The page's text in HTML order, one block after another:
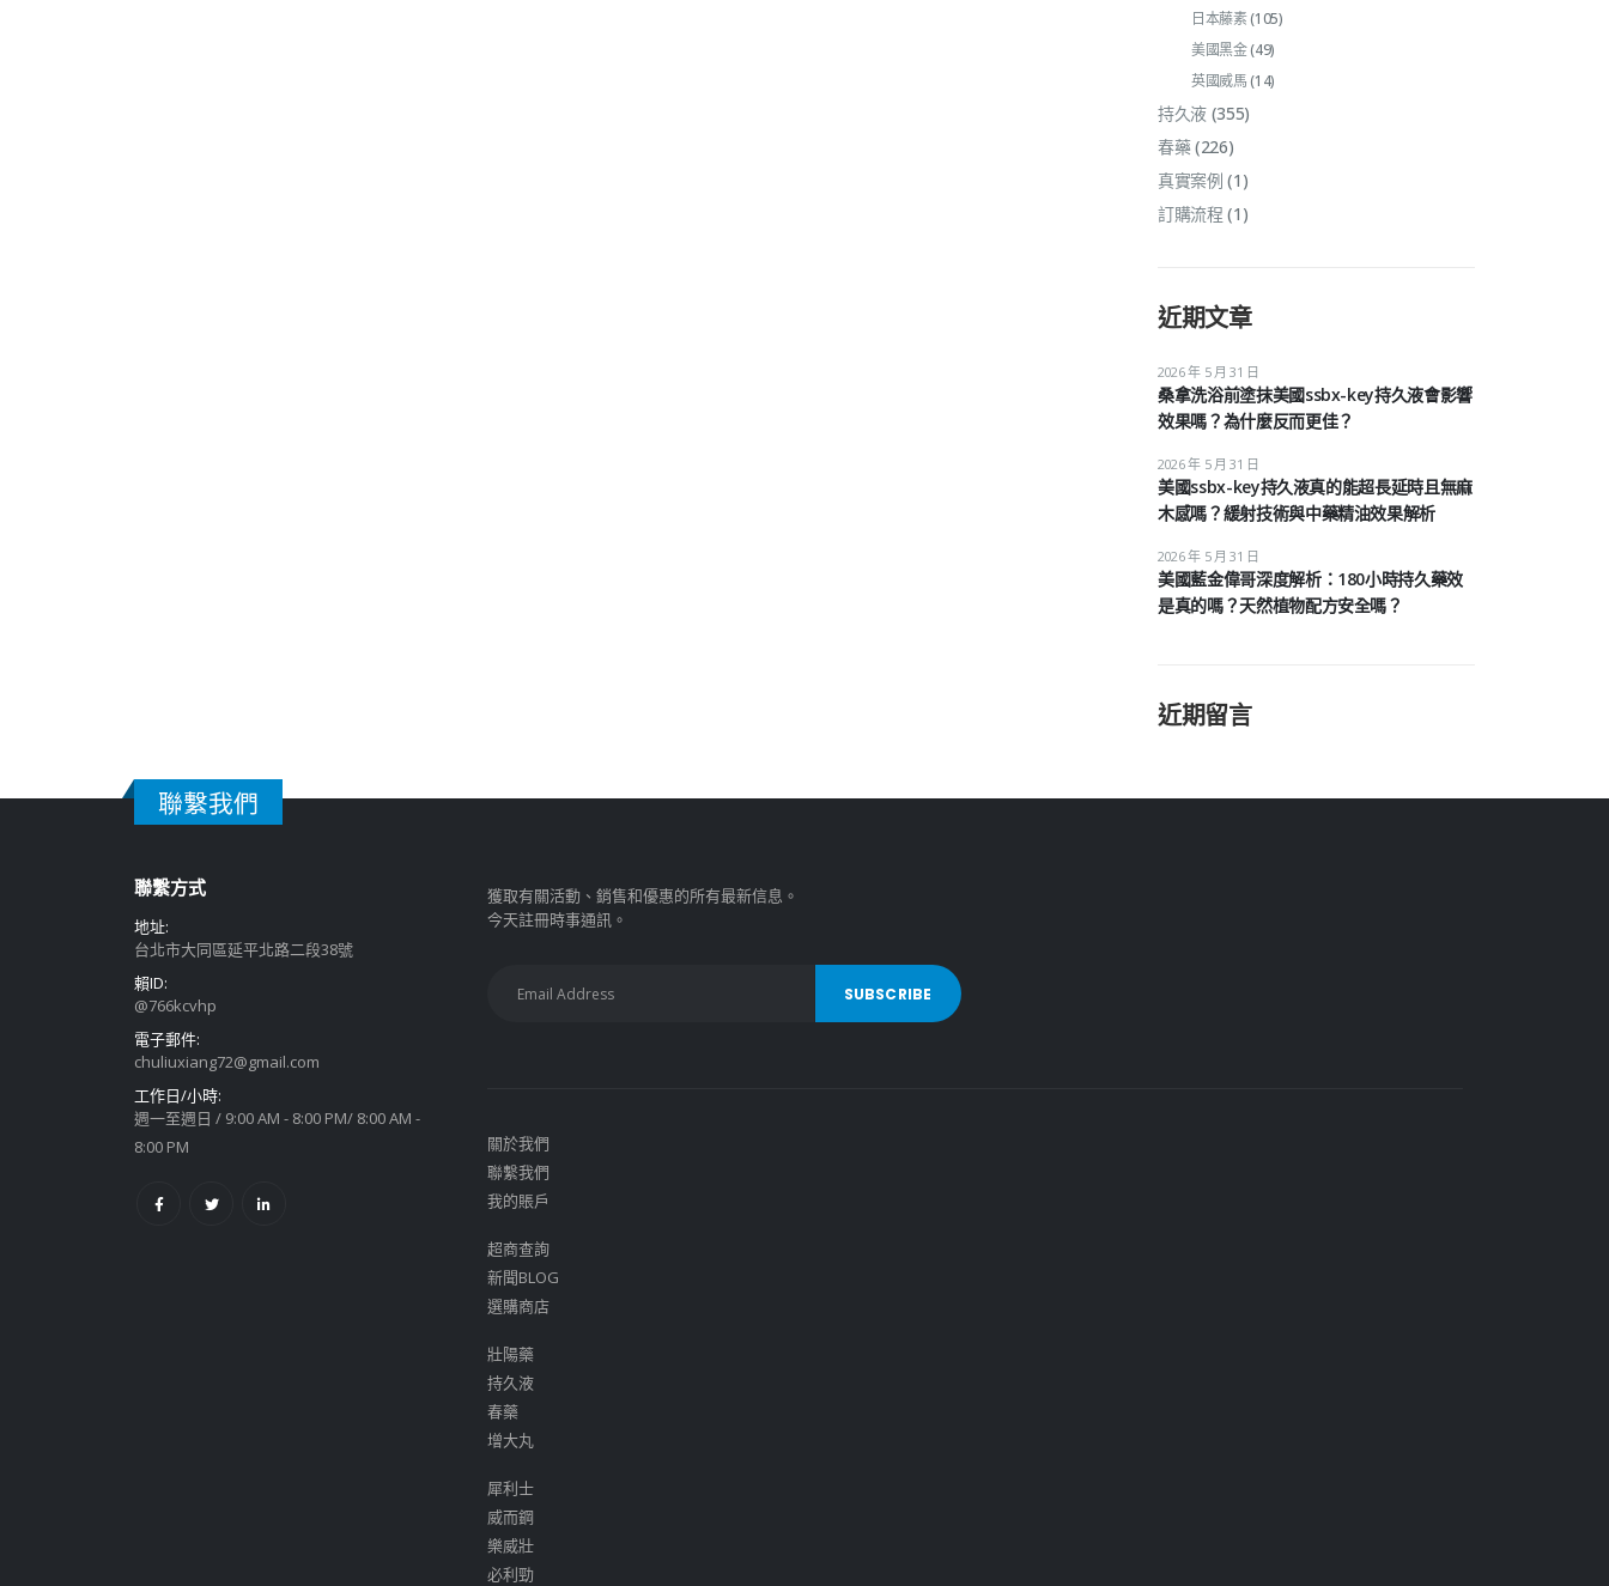
日本藤素(105)
美國黑金(49)
英國威馬(14)
持久液(355)
春藥(226)
真實案例 (1)
訂購流程 (1)
近期文章
桑拿洗浴前塗抹美國ssbx-key持久液會影響
效果嗎？為什麼反而更佳？
2026 年 5 月 31 日
美國ssbx-key持久液真的能超長延時且無麻
木感嗎？緩射技術與中藥精油效果解析
2026 年 5 月 31 日
美國藍金偉哥深度解析：180小時持久藥效
是真的嗎？天然植物配方安全嗎？
2026 年 5 月 31 日
近期留言
聯繫我們
聯繫方式
地址:
台北市大同區延平北路二段38號
賴ID:
@766kcvhp
電子郵件:
chuliuxiang72@gmail.com
工作日/小時:
週一至週日 / 9:00 AM - 8:00 PM/ 8:00 AM -
8:00 PM
獲取有關活動、銷售和優惠的所有最新信息。
今天註冊時事通訊。
關於我們
聯繫我們
我的賬戶
超商查詢
新聞BLOG
選購商店
壯陽藥
持久液
春藥
增大丸
犀利士
威而鋼
樂威壯
必利勁